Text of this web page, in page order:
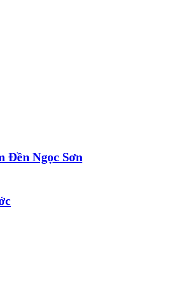
Đền Ngọc Sơn